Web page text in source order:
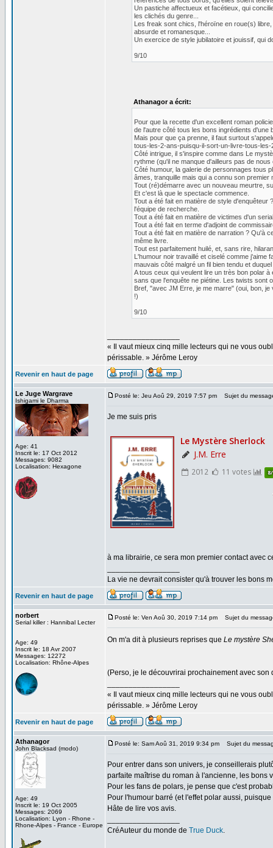
Un pastiche affectueux et facétieux, qui
les clichés du genre...
Les freak sont chics, l'héroïne en roue(s)
absurde et romanesque...
Un exercice de style jubilatoire et jouissif, qui
9/10
Athanagor a écrit:
Pour que la recette d'un excellent roman
de l'autre côté tous les bons ingrédients d'une
Mais pour que ça prenne, il faut surtout
tous-les-2-ans-puisqu-il-sort-un-livre-tous-les-
Côté intrigue, il s'inspire comme dans Le
rythme (qu'il ne manque d'ailleurs pas de
Côté humour, la galerie de personnages tous
âmes, tranquille mais qui a connu son
Tout (ré)démarre avec un nouveau meurtre,
Et c'est là que le spectacle commence.
Tout a été fait en matière de style d'enquêteur
l'équipe de recherche.
Tout a été fait en matière de victimes d'un
Tout a été fait en terme d'adjoint de
Tout a été fait en matière de narration ? Qu'à
même livre.
Tout est parfaitement huilé, et, sans rire,
L'humour noir travaillé et ciselé comme j'aime
mauvais côté malgré un fil bien tendu et
A tous ceux qui veulent lire un très bon polar
sans que l'enquête ne piétine. Les twists sont
Bref, "avec JM Erre, je me marre" (oui, bon,
!)
9/10
« Il vaut mieux cinq mille lecteurs qui ne vous
périssable. » Jérôme Leroy
Revenir en haut de page
Le Juge Wargrave
Ishigami le Dharma
Age: 41
Inscrit le: 17 Oct 2012
Messages: 9082
Localisation: Hexagone
Posté le: Jeu Aoû 29, 2019 7:57 pm Sujet du
Je me suis pris
à ma librairie, ce sera mon premier contact avec
La vie ne devrait consister qu'à trouver les bons
Revenir en haut de page
norbert
Serial killer : Hannibal Lecter
Age: 49
Inscrit le: 18 Avr 2007
Messages: 12272
Localisation: Rhône-Alpes
Posté le: Ven Aoû 30, 2019 7:14 pm Sujet du
On m'a dit à plusieurs reprises que Le mystère
(Perso, je le découvrirai prochainement avec son
« Il vaut mieux cinq mille lecteurs qui ne vous
périssable. » Jérôme Leroy
Revenir en haut de page
Athanagor
John Blacksad (modo)
Age: 49
Inscrit le: 19 Oct 2005
Messages: 2069
Localisation: Lyon - Rhone -
Rhone-Alpes - France - Europe
Posté le: Sam Aoû 31, 2019 9:34 pm Sujet du
Pour entrer dans son univers, je conseillerais
parfaite maîtrise du roman à l'ancienne, les bons
Pour les fans de polars, je pense que c'est
Pour l'humour barré (et l'effet polar aussi,
Hâte de lire vos avis.
CréAuteur du monde de True Duck.